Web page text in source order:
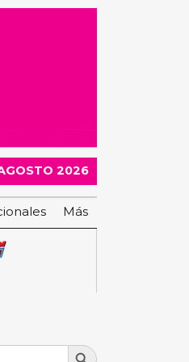
2026
Más
Search Button